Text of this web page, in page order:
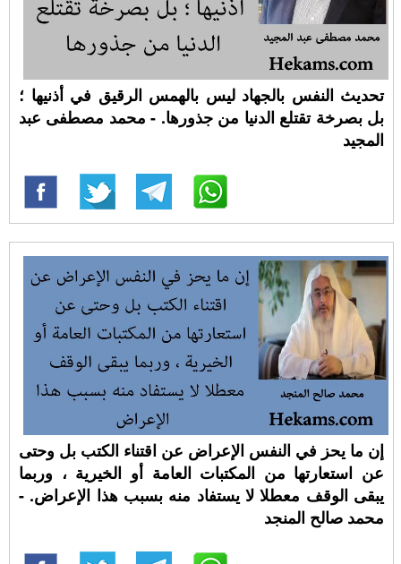
تحديث النفس بالجهاد ليس بالهمس الرقيق في أذنيها ؛
بل بصرخة تقتلع الدنيا من جذورها. - محمد مصطفى عبد
المجيد
إن ما يحز في النفس الإعراض عن اقتناء الكتب بل وحتى
عن استعارتها من المكتبات العامة أو الخيرية ، وربما
يبقى الوقف معطلا لا يستفاد منه بسبب هذا الإعراض. -
محمد صالح المنجد